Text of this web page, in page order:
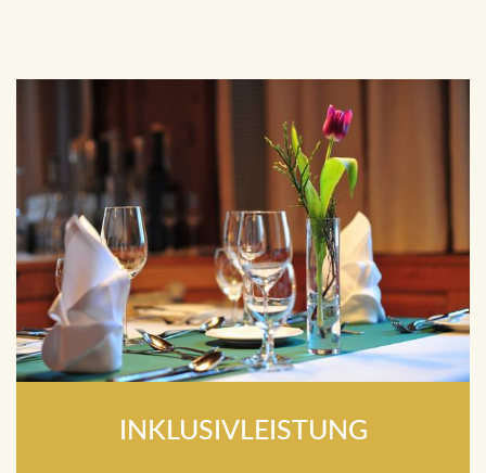
INKLUSIVLEISTUNG